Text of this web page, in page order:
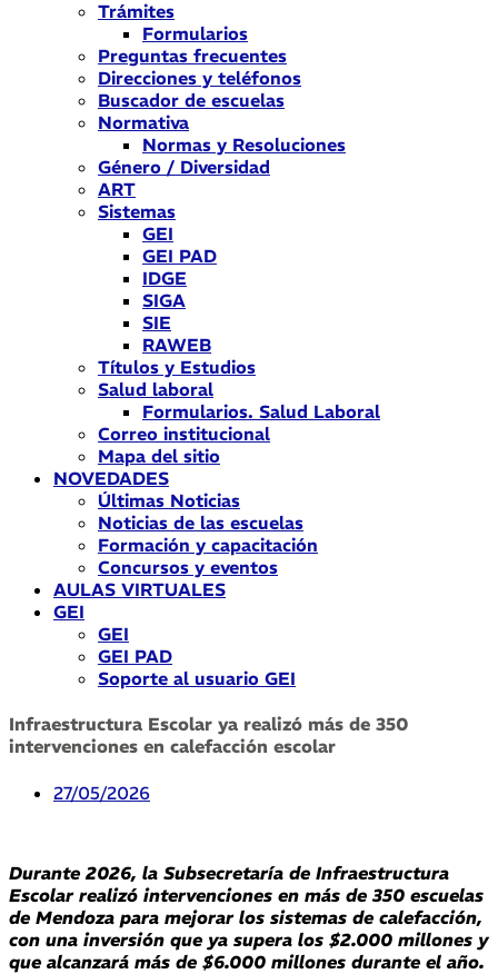
Trámites
Formularios
Preguntas frecuentes
Direcciones y teléfonos
Buscador de escuelas
Normativa
Normas y Resoluciones
Género / Diversidad
ART
Sistemas
GEI
GEI PAD
IDGE
SIGA
SIE
RAWEB
Títulos y Estudios
Salud laboral
Formularios. Salud Laboral
Correo institucional
Mapa del sitio
NOVEDADES
Últimas Noticias
Noticias de las escuelas
Formación y capacitación
Concursos y eventos
AULAS VIRTUALES
GEI
GEI
GEI PAD
Soporte al usuario GEI
Infraestructura Escolar ya realizó más de 350
intervenciones en calefacción escolar
27/05/2026
Durante 2026, la Subsecretaría de Infraestructura
Escolar realizó intervenciones en más de 350 escuelas
de Mendoza para mejorar los sistemas de calefacción,
con una inversión que ya supera los $2.000 millones y
que alcanzará más de $6.000 millones durante el año.